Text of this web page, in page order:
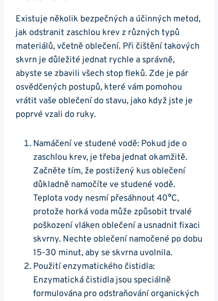
Existuje několik bezpečných a účinných metod,
jak odstranit zaschlou krev z různých typů
materiálů, včetně oblečení. Při čištění takových
skvrn je důležité jednat rychle a správně,
abyste se zbavili všech stop fleků. Zde je pár
osvědčených postupů, které vám pomohou
vrátit vaše oblečení do stavu, jako když jste je
poprvé vzali do ruky.
Namáčení ve studené vodě: Pokud jde o
zaschlou krev, je třeba jednat okamžitě.
Začněte tím, že postižený kus oblečení
důkladně namočíte ve studené vodě.
Teplota vody nesmí přesáhnout 40°C,
protože horká voda může způsobit trvalé
poškození vláken oblečení a usnadnit fixaci
skvrny. Nechte oblečení namočené po dobu
15-30 minut, aby se skvrna uvolnila.
Použití enzymatického čistidla:
Enzymatická čistidla jsou speciálně
formulována pro odstraňování organických